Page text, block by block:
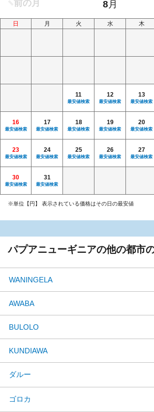
日 月 火 水 木
11
最安値検索
12
最安値検索
13
最安値検索
16
最安値検索
17
最安値検索
18
最安値検索
19
最安値検索
20
最安値検索
23
最安値検索
24
最安値検索
25
最安値検索
26
最安値検索
27
最安値検索
30
最安値検索
31
最安値検索
※単位【円】 表示されている価格はその日の最安値
パプアニューギニアの他の都市
WANINGELA
AWABA
BULOLO
KUNDIAWA
ダルー
ゴロカ